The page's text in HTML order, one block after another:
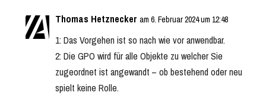
Thomas Hetznecker am 6. Februar 2024 um 12:48
1: Das Vorgehen ist so nach wie vor anwendbar.
2: Die GPO wird für alle Objekte zu welcher Sie
zugeordnet ist angewandt – ob bestehend oder neu
spielt keine Rolle.